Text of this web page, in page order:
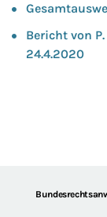
Bericht von
24.4.2020
Footer